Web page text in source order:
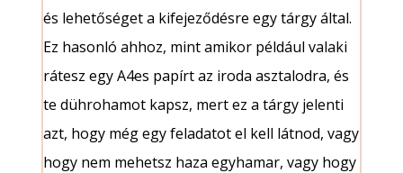
és lehetőséget a kifejeződésre egy tárgy által.
Ez hasonló ahhoz, mint amikor például valaki
rátesz egy A4es papírt az iroda asztalodra, és
te dührohamot kapsz, mert ez a tárgy jelenti
azt, hogy még egy feladatot el kell látnod, vagy
hogy nem mehetsz haza egyhamar, vagy hogy